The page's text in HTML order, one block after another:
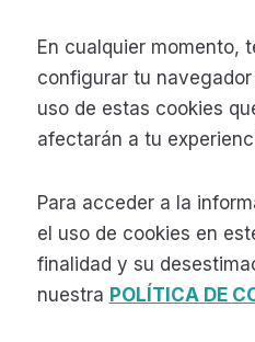
En cualquier momento,
configurar tu navegador
uso de estas cookies
afectarán a tu
Para acceder a la
el uso de cookies en
finalidad y su
nuestra POLÍTICA DE